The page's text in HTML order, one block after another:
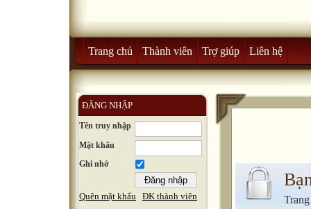
Trang chủ Thành viên Trợ giúp Liên hệ
ĐĂNG NHẬP
Tên truy nhập
Mật khẩu
Ghi nhớ
Quên mật khẩu ĐK thành viên